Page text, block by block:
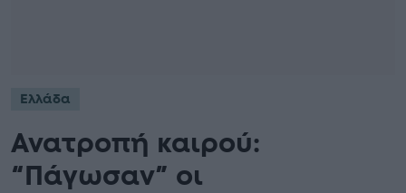
Ελλάδα
Ανατροπή καιρού:
“Πάγωσαν” οι